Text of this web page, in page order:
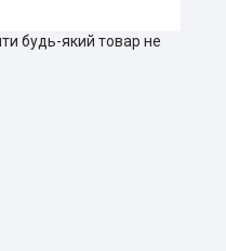
будь-який товар не